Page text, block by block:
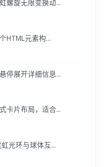
螺旋无限变换动...
HTML元素构...
停展开详细信息...
卡片布局，适合...
光环与球体互...